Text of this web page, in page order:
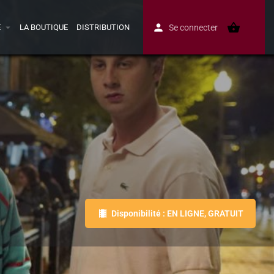
LA BOUTIQUE DISTRIBUTION Se connecter
Disponibilité : EN LIGNE, GRATUIT
0